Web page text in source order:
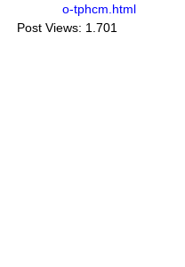
o-tphcm.html
Post Views: 1.701